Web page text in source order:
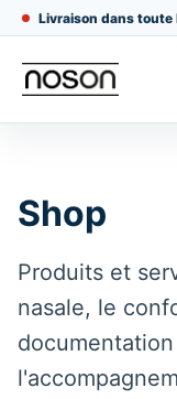
Livraison dans toute
Shop
Produits et
nasale, le